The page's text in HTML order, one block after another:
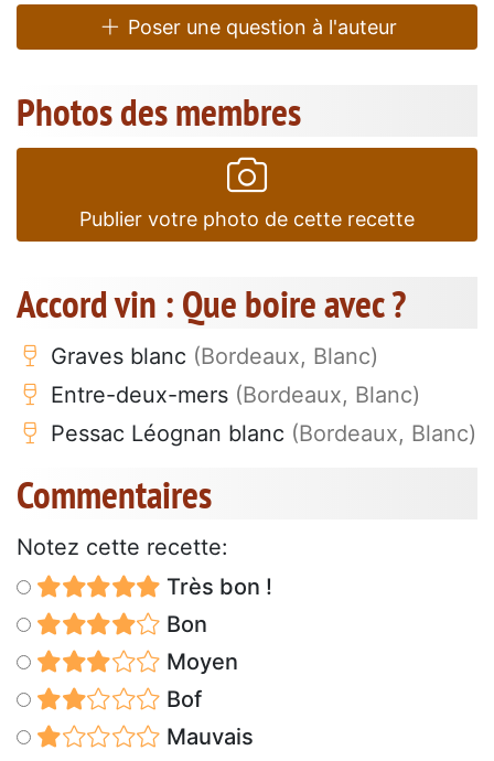
Poser une question à l'auteur
Photos des membres
Publier votre photo de cette recette
Accord vin : Que boire avec ?
Graves blanc (Bordeaux, Blanc)
Entre-deux-mers (Bordeaux, Blanc)
Pessac Léognan blanc (Bordeaux, Blanc)
Commentaires
Notez cette recette:
Très bon !
Bon
Moyen
Bof
Mauvais